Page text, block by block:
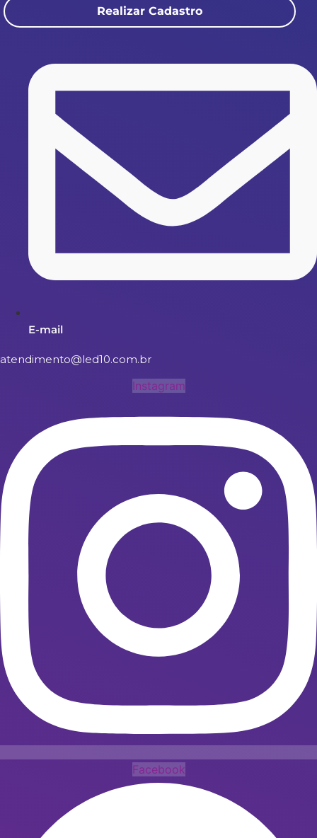
Realizar Cadastro
E-mail
atendimento@led10.com.br
Instagram
Facebook